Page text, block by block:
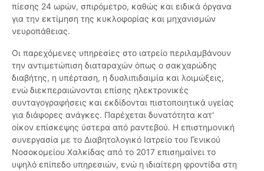
πίεσης 24 ωρών, σπιρόμετρο, καθώς και ειδικά όργανα
για την εκτίμηση της κυκλοφορίας και μηχανισμών
νευροπάθειας.
Οι παρεχόμενες υπηρεσίες στο ιατρείο περιλαμβάνουν
την αντιμετώπιση διαταραχών όπως ο σακχαρώδης
διαβήτης, η υπέρταση, η δυσλιπιδαιμία και λοιμώξεις,
ενώ διεκπεραιώνονται επίσης ηλεκτρονικές
συνταγογραφήσεις και εκδίδονται πιστοποιητικά υγείας
για διάφορες ανάγκες. Παρέχεται δυνατότητα κατ'
οίκον επίσκεψης ύστερα από ραντεβού. Η επιστημονική
συνεργασία με το Διαβητολογικό Ιατρείο του Γενικού
Νοσοκομείου Χαλκίδας από το 2017 επισημαίνει το
υψηλό επίπεδο υπηρεσιών, ενώ η ιδιαίτερη φροντίδα στη